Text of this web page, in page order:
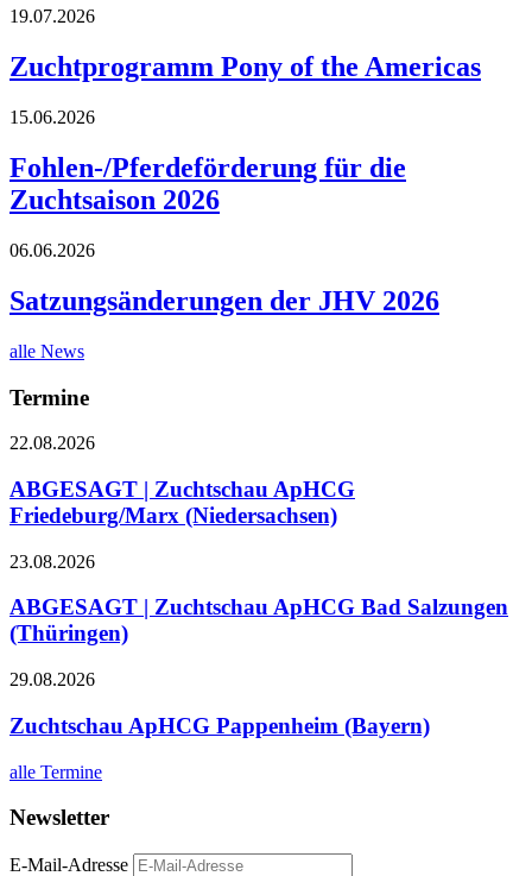
19.07.2026
Zuchtprogramm Pony of the Americas
15.06.2026
Fohlen-/Pferdeförderung für die
Zuchtsaison 2026
06.06.2026
Satzungsänderungen der JHV 2026
alle News
Termine
22.08.2026
ABGESAGT | Zuchtschau ApHCG
Friedeburg/Marx (Niedersachsen)
23.08.2026
ABGESAGT | Zuchtschau ApHCG Bad Salzungen
(Thüringen)
29.08.2026
Zuchtschau ApHCG Pappenheim (Bayern)
alle Termine
Newsletter
E-Mail-Adresse